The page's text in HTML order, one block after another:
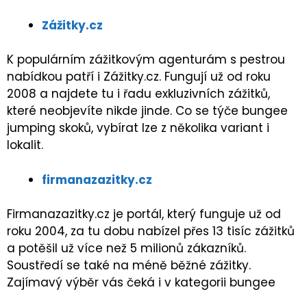
Zážitky.cz
K populárním zážitkovým agenturám s pestrou
nabídkou patří i Zážitky.cz. Fungují už od roku
2008 a najdete tu i řadu exkluzivních zážitků,
které neobjevíte nikde jinde. Co se týče bungee
jumping skoků, vybírat lze z několika variant i
lokalit.
firmanazazitky.cz
Firmanazazitky.cz je portál, který funguje už od
roku 2004, za tu dobu nabízel přes 13 tisíc zážitků
a potěšil už více než 5 milionů zákazníků.
Soustředí se také na méně běžné zážitky.
Zajímavý výběr vás čeká i v kategorii bungee